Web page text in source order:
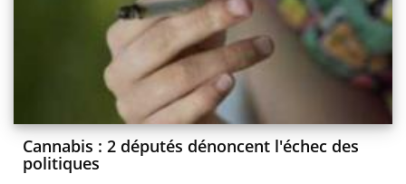
Cannabis : 2 députés dénoncent l'échec des
politiques